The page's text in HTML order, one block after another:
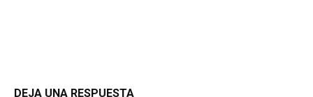
DEJA UNA RESPUESTA